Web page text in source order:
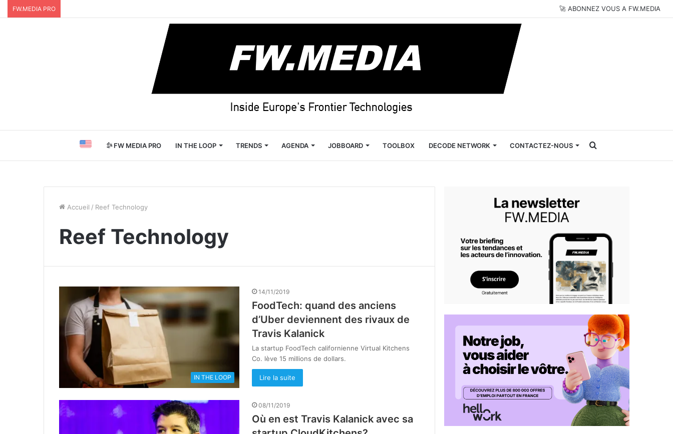
FW.MEDIA PRO 🚀 ABONNEZ VOUS A FW.MEDIA
FW MEDIA PRO IN THE LOOP TRENDS AGENDA JOBBOARD TOOLBOX DECODE NETWORK CONTACTEZ-NOUS Rechercher
Accueil / Reef Technology
Reef Technology
IN THE LOOP
14/11/2019
FoodTech: quand des anciens
d’Uber deviennent des rivaux de
Travis Kalanick
La startup FoodTech californienne Virtual Kitchens
Co. lève 15 millions de dollars.
Lire la suite
08/11/2019
Où en est Travis Kalanick avec sa